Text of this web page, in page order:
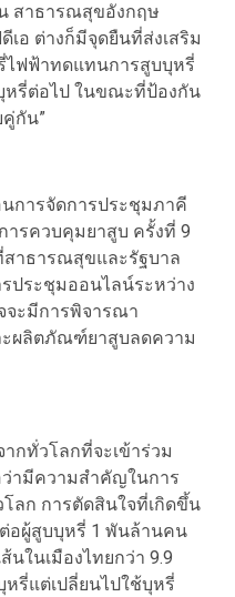
สาธารณสุขอังกฤษ
อ ต่างก็มีจุดยืนที่ส่งเสริม
ไฟฟ้าทดแทนการสูบบุหรี่
หรี่ต่อไป ในขณะที่ป้องกัน
กัน”
การจัดการประชุมภาคี
รควบคุมยาสูบ ครั้งที่ 9
สาธารณสุขและรัฐบาล
ประชุมออนไลน์ระหว่าง
จะมีการพิจารณา
ผลิตภัณฑ์ยาสูบลดความ
กทั่วโลกที่จะเข้าร่วม
ว่ามีความสำคัญในการ
ลก การตัดสินใจที่เกิดขึ้น
อผู้สูบบุหรี่ 1 พันล้านคน
นในเมืองไทยกว่า 9.9
รี่แต่เปลี่ยนไปใช้บุหรี่